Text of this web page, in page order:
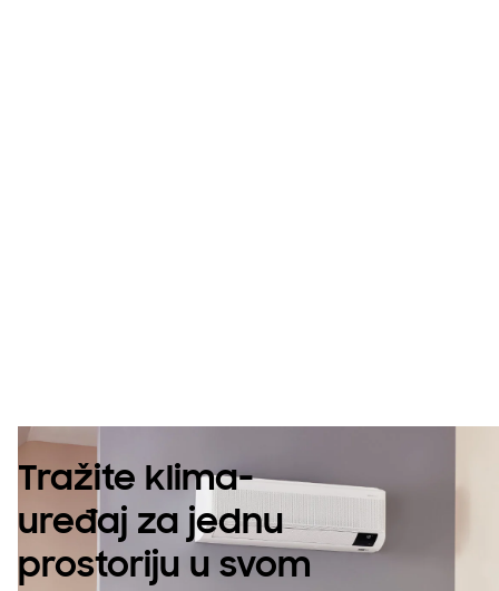
Tražite klima-
uređaj za jednu
prostoriju u svom